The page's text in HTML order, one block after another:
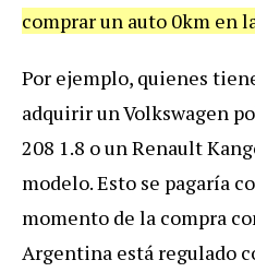
comprar un auto 0km en
Por ejemplo, quienes
adquirir un Volkswagen
208 1.8 o un Renault
modelo. Esto se pagaría
momento de la compra
Argentina está regulado